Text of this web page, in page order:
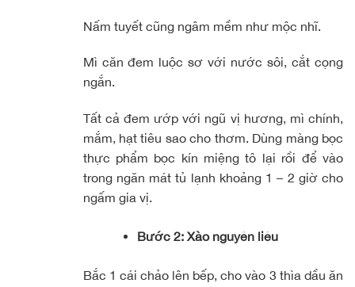
Nấm tuyết cũng ngâm mềm như mộc nhĩ.
Mì căn đem luộc sơ với nước sôi, cắt cọng
ngắn.
Tất cả đem ướp với ngũ vị hương, mì chính,
mắm, hạt tiêu sao cho thơm. Dùng màng bọc
thực phẩm bọc kín miệng tô lại rồi để vào
trong ngăn mát tủ lạnh khoảng 1 – 2 giờ cho
ngấm gia vị.
Bước 2: Xào nguyên liệu
Bắc 1 cái chảo lên bếp, cho vào 3 thìa dầu ăn